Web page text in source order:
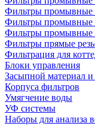
Фильтры промывные
Фильтры промывные
Фильтры промывные
Фильтры прямые
Фильтрация для
Блоки управления
Засыпной материал
Корпуса фильтров
Умягчение воды
УФ системы
Наборы для анализа